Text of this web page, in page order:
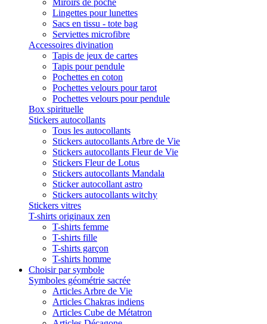
Miroirs de poche
Lingettes pour lunettes
Sacs en tissu - tote bag
Serviettes microfibre
Accessoires divination
Tapis de jeux de cartes
Tapis pour pendule
Pochettes en coton
Pochettes velours pour tarot
Pochettes velours pour pendule
Box spirituelle
Stickers autocollants
Tous les autocollants
Stickers autocollants Arbre de Vie
Stickers autocollants Fleur de Vie
Stickers Fleur de Lotus
Stickers autocollants Mandala
Sticker autocollant astro
Stickers autocollants witchy
Stickers vitres
T-shirts originaux zen
T-shirts femme
T-shirts fille
T-shirts garçon
T-shirts homme
Choisir par symbole
Symboles géométrie sacrée
Articles Arbre de Vie
Articles Chakras indiens
Articles Cube de Métatron